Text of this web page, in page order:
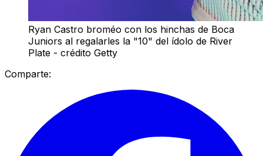
Ryan Castro broméo con los hinchas de Boca
Juniors al regalarles la "10" del ídolo de River
Plate - crédito Getty
Comparte: